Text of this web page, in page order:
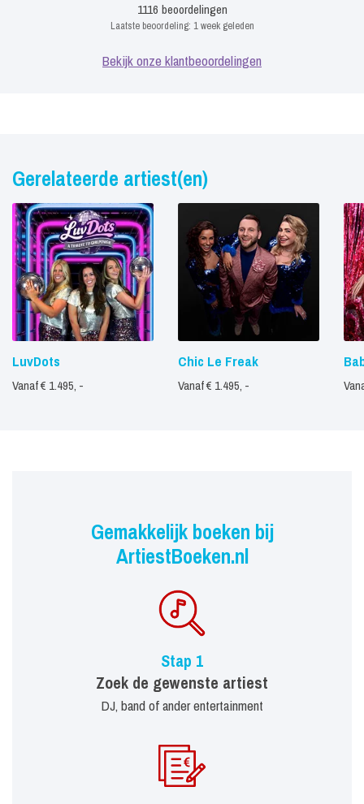
1116 beoordelingen
Laatste beoordeling: 1 week geleden
Bekijk onze klantbeoordelingen
Gerelateerde artiest(en)
LuvDots
Vanaf € 1.495, -
Chic Le Freak
Vanaf € 1.495, -
Gemakkelijk boeken bij
ArtiestBoeken.nl
Stap 1
Zoek de gewenste artiest
DJ, band of ander entertainment